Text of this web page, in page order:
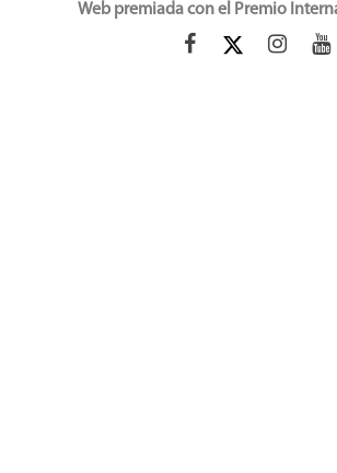
Web premiada con el Premio